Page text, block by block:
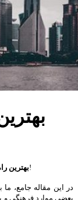
بهترینتمرین کردن است؛ بارها، بارها و بارها!
در این مقاله جامع،
بعضی موارد فرهنگی و